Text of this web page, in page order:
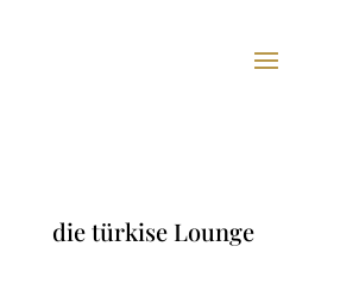
die türkise Lounge